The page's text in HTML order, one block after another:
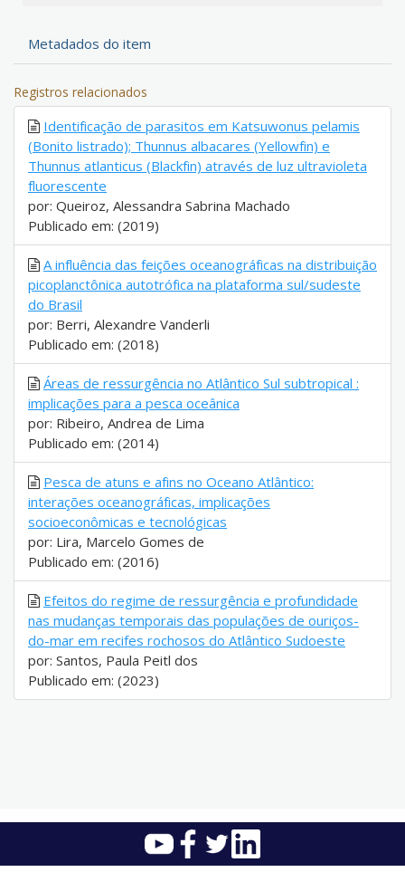
Metadados do item
Registros relacionados
Identificação de parasitos em Katsuwonus pelamis
(Bonito listrado); Thunnus albacares (Yellowfin) e
Thunnus atlanticus (Blackfin) através de luz ultravioleta
fluorescente
por: Queiroz, Alessandra Sabrina Machado
Publicado em: (2019)
A influência das feições oceanográficas na distribuição
picoplanctônica autotrófica na plataforma sul/sudeste
do Brasil
por: Berri, Alexandre Vanderli
Publicado em: (2018)
Áreas de ressurgência no Atlântico Sul subtropical :
implicações para a pesca oceânica
por: Ribeiro, Andrea de Lima
Publicado em: (2014)
Pesca de atuns e afins no Oceano Atlântico:
interações oceanográficas, implicações
socioeconômicas e tecnológicas
por: Lira, Marcelo Gomes de
Publicado em: (2016)
Efeitos do regime de ressurgência e profundidade
nas mudanças temporais das populações de ouriços-
do-mar em recifes rochosos do Atlântico Sudoeste
por: Santos, Paula Peitl dos
Publicado em: (2023)